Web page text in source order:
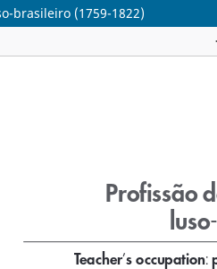
brasileiro (1759-1822)